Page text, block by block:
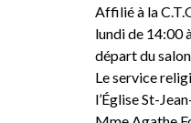
Affilié à la
lundi de 14:00
départ du
Le service
l’Église St-